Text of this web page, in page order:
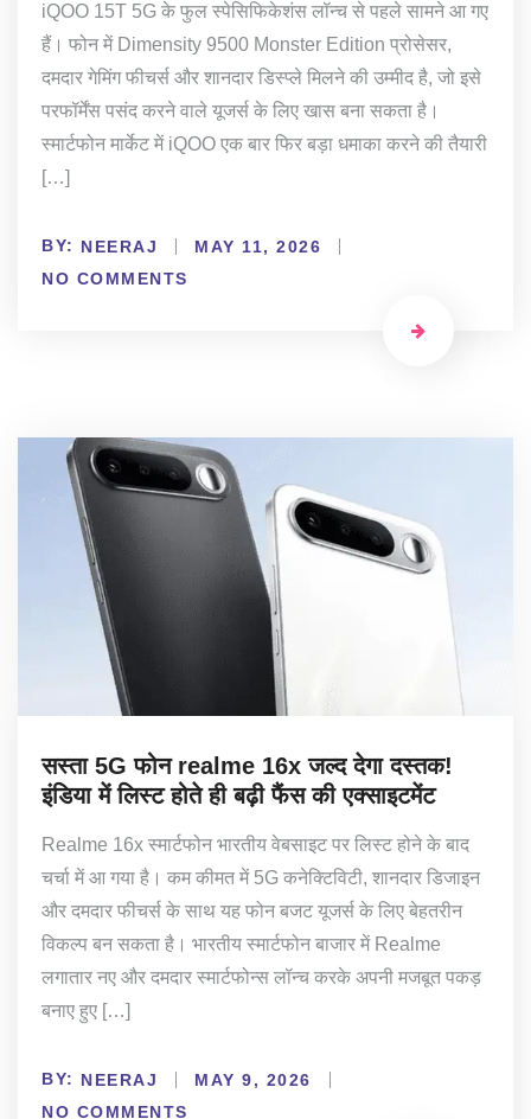
iQOO 15T 5G के फुल स्पेसिफिकेशंस लॉन्च से पहले सामने आ गए
हैं। फोन में Dimensity 9500 Monster Edition प्रोसेसर,
दमदार गेमिंग फीचर्स और शानदार डिस्प्ले मिलने की उम्मीद है, जो इसे
परफॉर्मेंस पसंद करने वाले यूजर्स के लिए खास बना सकता है।
स्मार्टफोन मार्केट में iQOO एक बार फिर बड़ा धमाका करने की तैयारी
[…]
BY: NEERAJ
MAY 11, 2026
NO COMMENTS
सस्ता 5G फोन realme 16x जल्द देगा दस्तक!
इंडिया में लिस्ट होते ही बढ़ी फैंस की एक्साइटमेंट
Realme 16x स्मार्टफोन भारतीय वेबसाइट पर लिस्ट होने के बाद
चर्चा में आ गया है। कम कीमत में 5G कनेक्टिविटी, शानदार डिजाइन
और दमदार फीचर्स के साथ यह फोन बजट यूजर्स के लिए बेहतरीन
विकल्प बन सकता है। भारतीय स्मार्टफोन बाजार में Realme
लगातार नए और दमदार स्मार्टफोन्स लॉन्च करके अपनी मजबूत पकड़
बनाए हुए […]
BY: NEERAJ
MAY 9, 2026
NO COMMENTS